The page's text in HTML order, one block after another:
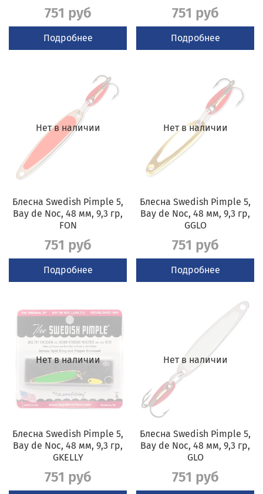
751 руб
Подробнее
751 руб
Подробнее
Нет в наличии
Блесна Swedish Pimple 5,
Bay de Noc, 48 мм, 9,3 гр,
FON
751 руб
Подробнее
Нет в наличии
Блесна Swedish Pimple 5,
Bay de Noc, 48 мм, 9,3 гр,
GGLO
751 руб
Подробнее
Нет в наличии
Блесна Swedish Pimple 5,
Bay de Noc, 48 мм, 9,3 гр,
GKELLY
751 руб
Нет в наличии
Блесна Swedish Pimple 5,
Bay de Noc, 48 мм, 9,3 гр,
GLO
751 руб